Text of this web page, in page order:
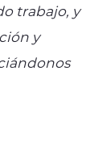
trabajo, y
y